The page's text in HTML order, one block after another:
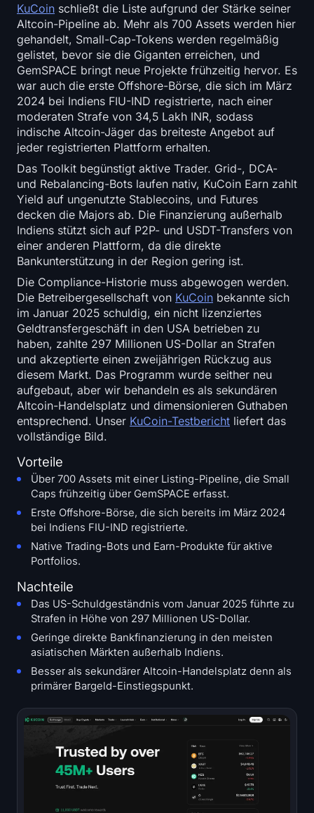
KuCoin schließt die Liste aufgrund der Stärke seiner
Altcoin-Pipeline ab. Mehr als 700 Assets werden hier
gehandelt, Small-Cap-Tokens werden regelmäßig
gelistet, bevor sie die Giganten erreichen, und
GemSPACE bringt neue Projekte frühzeitig hervor. Es
war auch die erste Offshore-Börse, die sich im März
2024 bei Indiens FIU-IND registrierte, nach einer
moderaten Strafe von 34,5 Lakh INR, sodass
indische Altcoin-Jäger das breiteste Angebot auf
jeder registrierten Plattform erhalten.
Das Toolkit begünstigt aktive Trader. Grid-, DCA-
und Rebalancing-Bots laufen nativ, KuCoin Earn zahlt
Yield auf ungenutzte Stablecoins, und Futures
decken die Majors ab. Die Finanzierung außerhalb
Indiens stützt sich auf P2P- und USDT-Transfers von
einer anderen Plattform, da die direkte
Bankunterstützung in der Region gering ist.
Die Compliance-Historie muss abgewogen werden.
Die Betreibergesellschaft von KuCoin bekannte sich
im Januar 2025 schuldig, ein nicht lizenziertes
Geldtransfergeschäft in den USA betrieben zu
haben, zahlte 297 Millionen US-Dollar an Strafen
und akzeptierte einen zweijährigen Rückzug aus
diesem Markt. Das Programm wurde seither neu
aufgebaut, aber wir behandeln es als sekundären
Altcoin-Handelsplatz und dimensionieren Guthaben
entsprechend. Unser KuCoin-Testbericht liefert das
vollständige Bild.
Vorteile
Über 700 Assets mit einer Listing-Pipeline, die Small
Caps frühzeitig über GemSPACE erfasst.
Erste Offshore-Börse, die sich bereits im März 2024
bei Indiens FIU-IND registrierte.
Native Trading-Bots und Earn-Produkte für aktive
Portfolios.
Nachteile
Das US-Schuldgeständnis vom Januar 2025 führte zu
Strafen in Höhe von 297 Millionen US-Dollar.
Geringe direkte Bankfinanzierung in den meisten
asiatischen Märkten außerhalb Indiens.
Besser als sekundärer Altcoin-Handelsplatz denn als
primärer Bargeld-Einstiegspunkt.